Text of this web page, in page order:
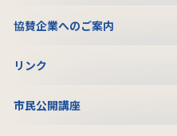
協賛企業へのご案内
リンク
市民公開講座